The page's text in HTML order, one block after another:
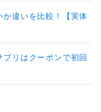
か違いを比較！【実体
プリはクーポンで初回